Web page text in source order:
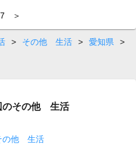
page
> その他 生活 > 愛知県
>
のその他 生活
の他 生活